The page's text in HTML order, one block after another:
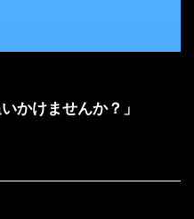
かけませんか？」